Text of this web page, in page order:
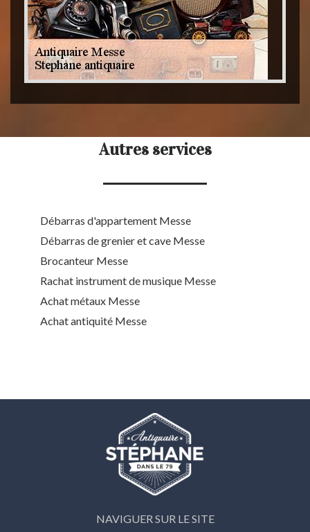
Autres services
Débarras d'appartement Messe
Débarras de grenier et cave Messe
Brocanteur Messe
Rachat instrument de musique Messe
Achat métaux Messe
Achat antiquité Messe
NAVIGUER SUR LE SITE